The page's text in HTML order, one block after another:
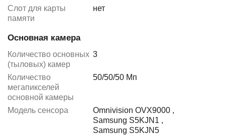
Слот для карты
памяти
нет
Основная камера
Количество основных
(тыловых) камер
3
Количество
мегапикселей
основной камеры
50/50/50 Мп
Модель сенсора Omnivision OVX9000 ,
Samsung S5KJN1 ,
Samsung S5KJN5